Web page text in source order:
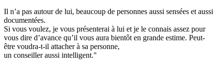
Il n’a pas autour de lui, beaucoup de personnes aussi sensées et aussi
documentées.
Si vous voulez, je vous présenterai à lui et je le connais assez pour
vous dire d’avance qu’il vous aura bientôt en grande estime. Peut-
être voudra-t-il attacher à sa personne,
un conseiller aussi intelligent."